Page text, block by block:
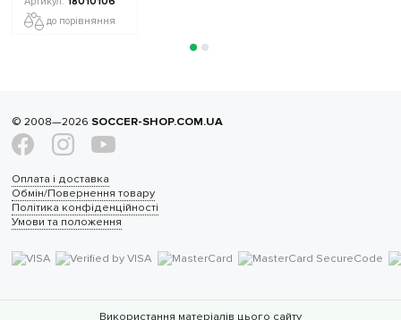
до порівняння
© 2008—2026 SOCCER-SHOP.COM.UA
Оплата і доставка
Обмін/Повернення товару
Політика конфіденційності
Умови та положення
Використання матеріалів цього сайту